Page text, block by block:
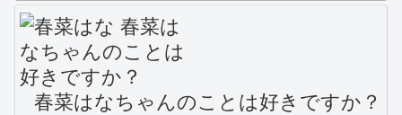
春菜はなちゃんのことは好きですか？